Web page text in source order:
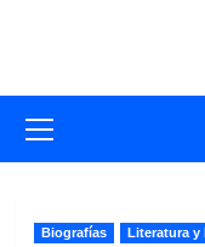
primario
Biografías Literatura y